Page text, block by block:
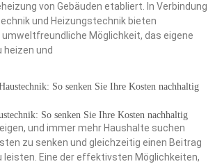
von Gebäuden etabliert. In Verbindung
und Heizungstechnik bieten
Möglichkeit, das eigene
heizen und
So senken Sie Ihre Kosten nachhaltig
und immer mehr Haushalte suchen
zu senken und gleichzeitig einen Beitrag
leisten. Eine der effektivsten Möglichkeiten,